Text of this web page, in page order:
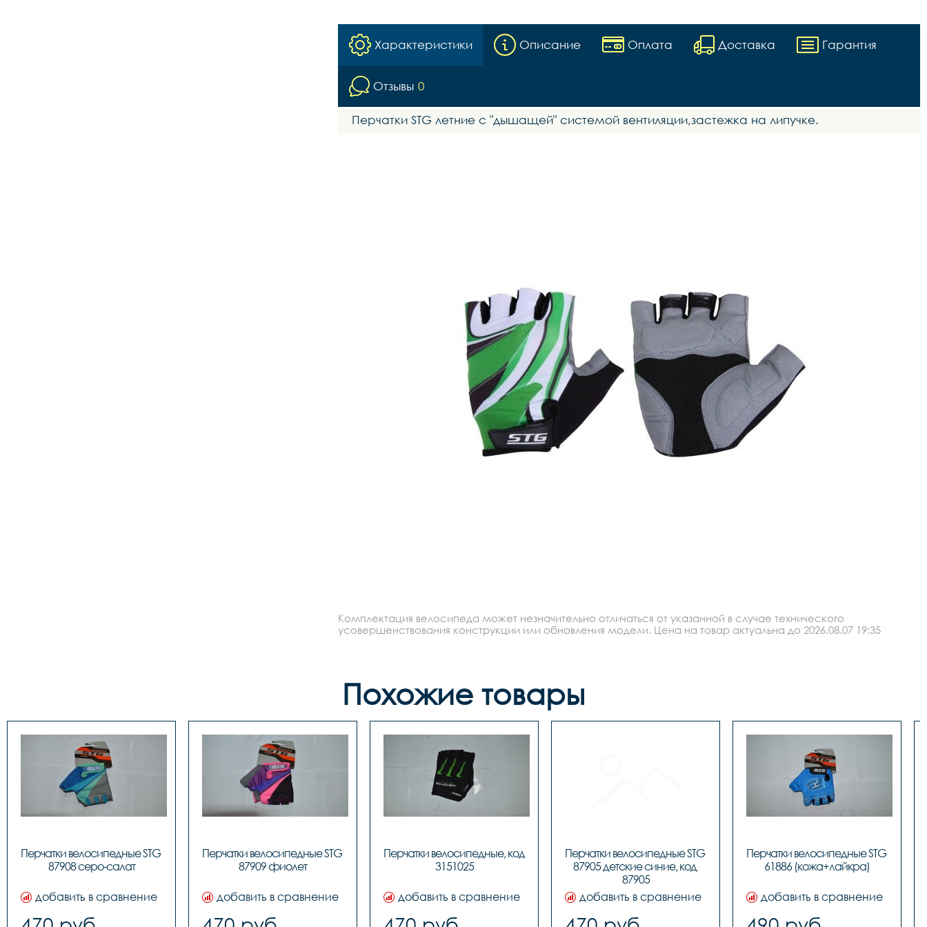
Характеристики Описание Оплата Доставка Гарантия
Отзывы 0
Перчатки STG летние с "дышащей" системой вентиляции,застежка на липучке.
Комплектация велосипеда может незначительно отличаться от указанной в случае технического
усовершенствования конструкции или обновления модели. Цена на товар актуальна до 2026.08.07 19:35
Похожие товары
Перчатки велосипедные STG
87908 серо-салат
добавить в сравнение
Перчатки велосипедные STG
87909 фиолет
добавить в сравнение
Перчатки велосипедные, код
3151025
добавить в сравнение
Перчатки велосипедные STG
87905 детские синие, код
87905
добавить в сравнение
Перчатки велосипедные STG
61886 (кожа+лайкра)
добавить в сравнение